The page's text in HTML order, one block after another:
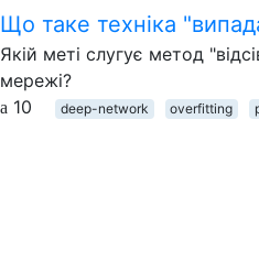
Що таке техніка
Якій меті слугує метод
мережі?
10
deep-network overfitting